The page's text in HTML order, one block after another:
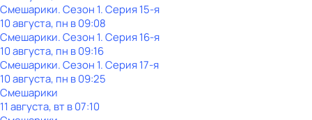
Смешарики. Сезон 1. Серия 15-я
10 августа, пн в 09:08
Смешарики. Сезон 1. Серия 16-я
10 августа, пн в 09:16
Смешарики. Сезон 1. Серия 17-я
10 августа, пн в 09:25
Смешарики
11 августа, вт в 07:10